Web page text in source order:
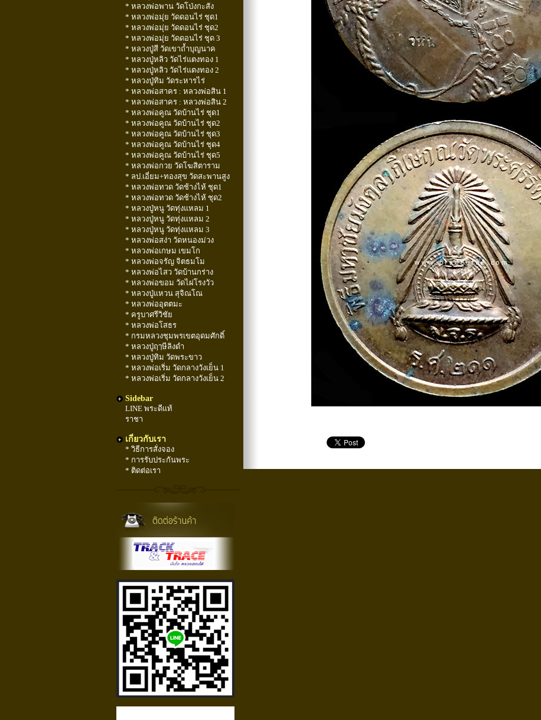
* หลวงพ่อพาน วัดโป่งกะสัง
* หลวงพ่อมุ่ย วัดดอนไร่ ชุด1
* หลวงพ่อมุ่ย วัดดอนไร่ ชุด2
* หลวงพ่อมุ่ย วัดดอนไร่ ชุด 3
* หลวงปู่สี วัดเขาถ้ำบุญนาค
* หลวงปู่หลิว วัดไร่แตงทอง 1
* หลวงปู่หลิว วัดไร่แตงทอง 2
* หลวงปู่ทิม วัดระหารไร่
* หลวงพ่อสาคร : หลวงพ่อสิน 1
* หลวงพ่อสาคร : หลวงพ่อสิน 2
* หลวงพ่อคูณ วัดบ้านไร่ ชุด1
* หลวงพ่อคูณ วัดบ้านไร่ ชุด2
* หลวงพ่อคูณ วัดบ้านไร่ ชุด3
* หลวงพ่อคูณ วัดบ้านไร่ ชุด4
* หลวงพ่อคูณ วัดบ้านไร่ ชุด5
* หลวงพ่อกวย วัดโฆสิตาราม
* ลป.เอี่ยม+ทองสุข วัดสะพานสูง
* หลวงพ่อทวด วัดช้างไห้ ชุด1
* หลวงพ่อทวด วัดช้างไห้ ชุด2
* หลวงปู่หนู วัดทุ่งแหลม 1
* หลวงปู่หนู วัดทุ่งแหลม 2
* หลวงปู่หนู วัดทุ่งแหลม 3
* หลวงพ่อสง่า วัดหนองม่วง
* หลวงพ่อเกษม เขมโก
* หลวงพ่อจรัญ จิตธมโม
* หลวงพ่อไสว วัดบ้านกร่าง
* หลวงพ่อขอม วัดไผ่โรงวัว
* หลวงปู่แหวน สุจิณโณ
* หลวงพ่ออุตตมะ
* ครูบาศรีวิชัย
* หลวงพ่อโสธร
* กรมหลวงชุมพรเขตอุดมศักดิ์
* หลวงปู่ฤๅษีลิงดำ
* หลวงปู่ทิม วัดพระขาว
* หลวงพ่อเริ่ม วัดกลางวังเย็น 1
* หลวงพ่อเริ่ม วัดกลางวังเย็น 2
Sidebar
LINE พระดีแท้
ราชา
เกี่ยวกับเรา
* วิธีการสั่งจอง
* การรับประกันพระ
* ติดต่อเรา